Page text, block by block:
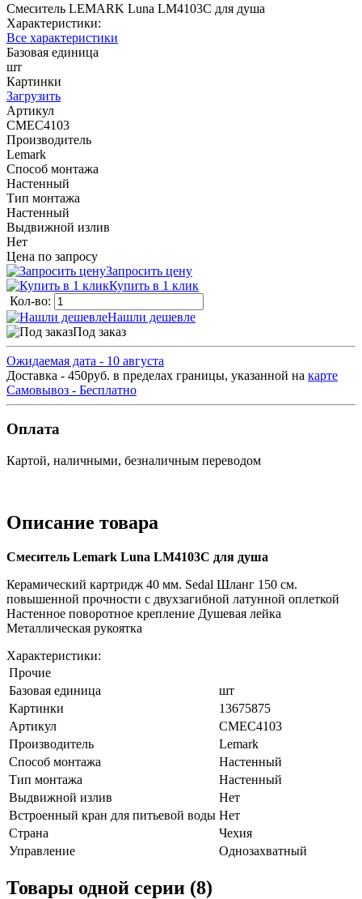
Смеситель LEMARK Luna LM4103C для душа
Характеристики:
Все характеристики
Базовая единица
шт
Картинки
Загрузить
Артикул
СМЕС4103
Производитель
Lemark
Способ монтажа
Настенный
Тип монтажа
Настенный
Выдвижной излив
Нет
Цена по запросу
Запросить цену
Купить в 1 клик
Кол-во:
Нашли дешевле
Под заказ
Ожидаемая дата - 10 августа
Доставка - 450руб. в пределах границы, указанной на карте
Самовывоз - Бесплатно
Оплата
Картой, наличными, безналичным переводом
Описание товара
Смеситель Lemark Luna LM4103C для душа
Керамический картридж 40 мм. Sedal Шланг 150 см.
повышенной прочности с двухзагибной латунной оплеткой
Настенное поворотное крепление Душевая лейка
Металлическая рукоятка
Характеристики:
Прочие
Базовая единица
шт
Картинки
13675875
Артикул
СМЕС4103
Производитель
Lemark
Способ монтажа
Настенный
Тип монтажа
Настенный
Выдвижной излив
Нет
Встроенный кран для питьевой воды Нет
Страна
Чехия
Управление
Однозахватный
Товары одной серии (8)